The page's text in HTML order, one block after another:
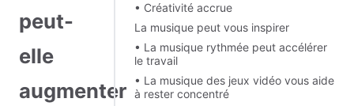
peut-
elle
augmenter
• Créativité accrue
La musique peut vous inspirer
• La musique rythmée peut accélérer
le travail
• La musique des jeux vidéo vous aide
à rester concentré